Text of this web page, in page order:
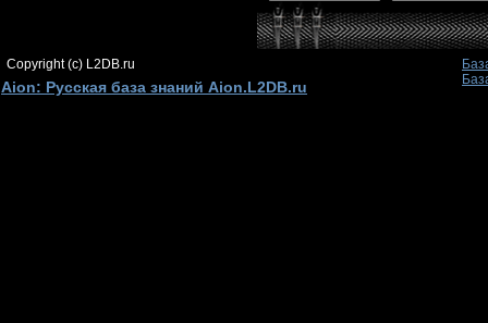
Copyright (c) L2DB.ru
Aion: Русская база знаний Aion.L2DB.ru